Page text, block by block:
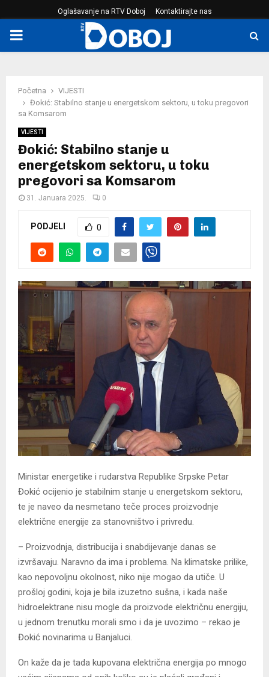
Oglašavanje na RTV Doboj Kontaktirajte nas
PRIMARY
Početna
VIJESTI
Đokić: Stabilno stanje u energetskom sektoru, u toku pregovori
sa Komsarom
VIJESTI
Đokić: Stabilno stanje u
energetskom sektoru, u toku
pregovori sa Komsarom
31. Januara 2025. 0
PODJELI 0
Ministar energetike i rudarstva Republike Srpske Petar
Đokić ocijenio je stabilnim stanje u energetskom sektoru,
te je naveo da nesmetano teče proces proizvodnje
električne energije za stanovništvo i privredu.
– Proizvodnja, distribucija i snabdijevanje danas se
izvršavaju. Naravno da ima i problema. Na klimatske prilike,
kao nepovoljnu okolnost, niko nije mogao da utiče. U
prošloj godini, koja je bila izuzetno sušna, i kada naše
hidroelektrane nisu mogle da proizvode električnu energiju,
u jednom trenutku morali smo i da je uvozimo – rekao je
Đokić novinarima u Banjaluci.
On kaže da je tada kupovana električna energija po mnogo